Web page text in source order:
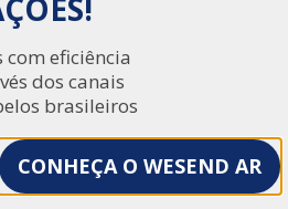
com eficiência
dos canais
brasileiros
CONHEÇA O WESEND AR
COMO
ENVIOS EM
ESCALA
à comunicação digital e
em larga escala com
e validade jurídica